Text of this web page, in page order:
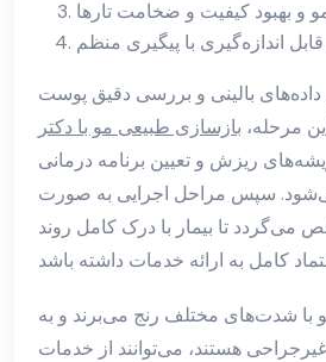
بهبود کیفیت و ضخامت تارها
قابل اندازه‌گیری با پیگیری منظم
داده‌های بالینی و بررسی دقیق پوست
مرحله، بازسازی طبیعی مو با دکتر
ریزش و تعیین برنامه درمانی
سپس مراحل اجرایی به صورت
می‌گردد تا بیمار با درک کامل روند
با شدت‌های مختلف رنج می‌برند و به
غیرجراحی هستند، می‌توانند از خدمات